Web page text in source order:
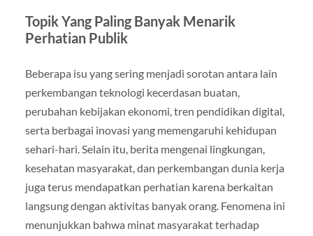
Topik Yang Paling Banyak Menarik
Perhatian Publik
Beberapa isu yang sering menjadi sorotan antara lain
perkembangan teknologi kecerdasan buatan,
perubahan kebijakan ekonomi, tren pendidikan digital,
serta berbagai inovasi yang memengaruhi kehidupan
sehari-hari. Selain itu, berita mengenai lingkungan,
kesehatan masyarakat, dan perkembangan dunia kerja
juga terus mendapatkan perhatian karena berkaitan
langsung dengan aktivitas banyak orang. Fenomena ini
menunjukkan bahwa minat masyarakat terhadap